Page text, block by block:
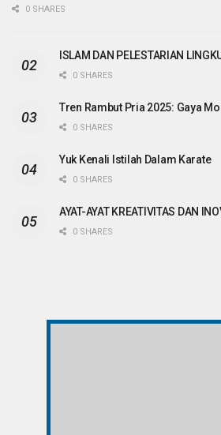
0 SHARES
ISLAM DAN PELESTARIAN
0 SHARES
Tren Rambut Pria 2025: Gaya
0 SHARES
Yuk Kenali Istilah Dalam Karate
0 SHARES
AYAT-AYAT KREATIVITAS DAN
0 SHARES